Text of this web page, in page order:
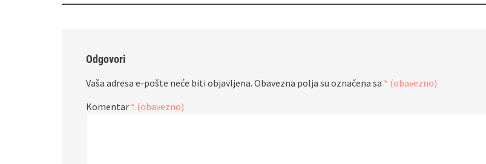
Odgovori
Vaša adresa e-pošte neće biti objavljena. Obavezna polja su označena sa * (obavezno)
Komentar * (obavezno)